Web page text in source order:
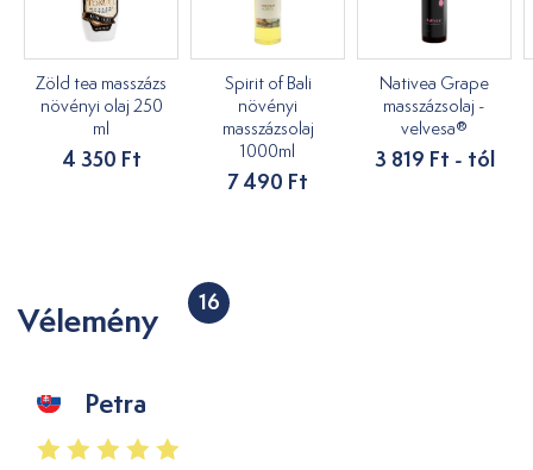
Zöld tea masszázs
növényi olaj 250
ml
4 350 Ft
Spirit of Bali
növényi
masszázsolaj
1000ml
7 490 Ft
Nativea Grape
masszázsolaj -
velvesa®
3 819 Ft - tól
Vélemény 16
Petra